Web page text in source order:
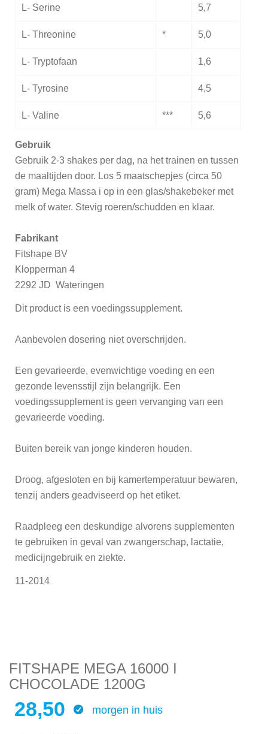
L- Serine 5,7
L- Threonine * 5,0
L- Tryptofaan 1,6
L- Tyrosine 4,5
L- Valine *** 5,6
Gebruik
Gebruik 2-3 shakes per dag, na het trainen en tussen
de maaltijden door. Los 5 maatschepjes (circa 50
gram) Mega Massa i op in een glas/shakebeker met
melk of water. Stevig roeren/schudden en klaar.
Fabrikant
Fitshape BV
Klopperman 4
2292 JD Wateringen
Dit product is een voedingssupplement.
Aanbevolen dosering niet overschrijden.
Een gevarieerde, evenwichtige voeding en een
gezonde levensstijl zijn belangrijk. Een
voedingssupplement is geen vervanging van een
gevarieerde voeding.
Buiten bereik van jonge kinderen houden.
Droog, afgesloten en bij kamertemperatuur bewaren,
tenzij anders geadviseerd op het etiket.
Raadpleeg een deskundige alvorens supplementen
te gebruiken in geval van zwangerschap, lactatie,
medicijngebruik en ziekte.
11-2014
FITSHAPE MEGA 16000 I
CHOCOLADE 1200G
28,50 morgen in huis